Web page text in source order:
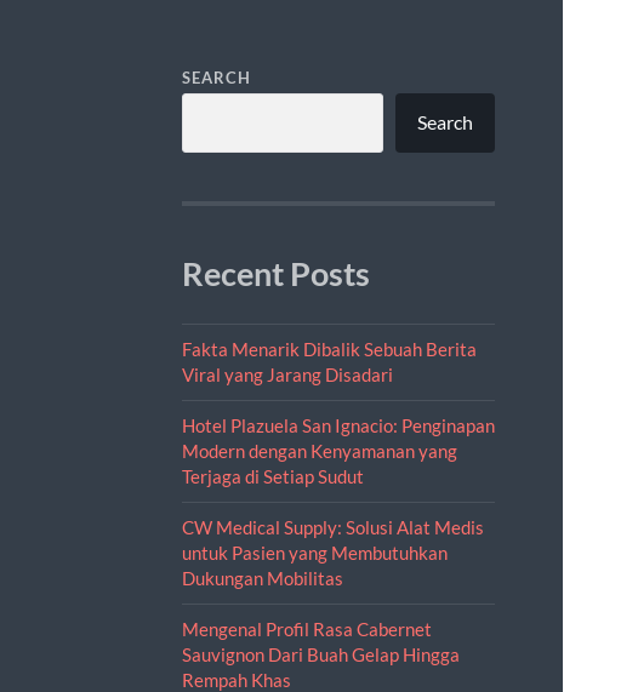
SEARCH
Search
Recent Posts
Fakta Menarik Dibalik Sebuah Berita
Viral yang Jarang Disadari
Hotel Plazuela San Ignacio: Penginapan
Modern dengan Kenyamanan yang
Terjaga di Setiap Sudut
CW Medical Supply: Solusi Alat Medis
untuk Pasien yang Membutuhkan
Dukungan Mobilitas
Mengenal Profil Rasa Cabernet
Sauvignon Dari Buah Gelap Hingga
Rempah Khas